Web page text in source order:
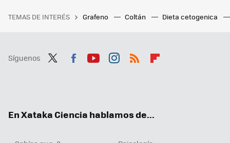
TEMAS DE INTERÉS Grafeno Coltán Dieta cetogenica
Síguenos
En Xataka Ciencia hablamos de...